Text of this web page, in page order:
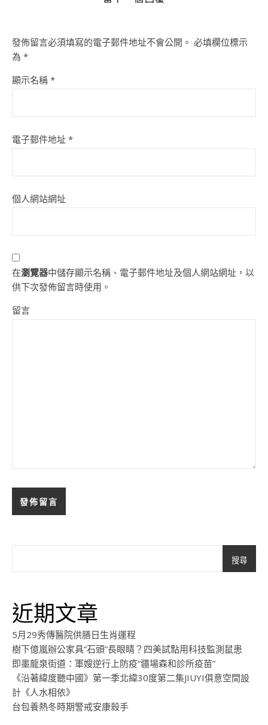
發佈留言必須填寫的電子郵件地址不會公開。 必填欄位標示
為 *
顯示名稱 *
電子郵件地址 *
個人網站網址
在瀏覽器中儲存顯示名稱、電子郵件地址及個人網站網址，以
供下次發佈留言時使用。
留言
搜尋
近期文章
5月29秀傳醫院供膳日生肖運程
樹下億嵐辦公家具“石頭”長眼睛？四美試點用科技監測鼠患
即墨龍泉街道：軍嫂逆行上防疫“疆場森和診所疫苗”
《沿著緯度聽中國》第一季北緯30度第二集JIUYI俱意空間設
計《人水相依》
台包養熱冬時期警戒安康殺手